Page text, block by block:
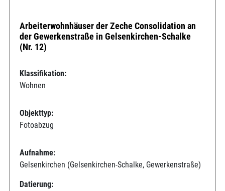
Arbeiterwohnhäuser der Zeche Consolidation an
der Gewerkenstraße in Gelsenkirchen-Schalke
(Nr. 12)
Klassifikation:
Wohnen
Objekttyp:
Fotoabzug
Aufnahme:
Gelsenkirchen (Gelsenkirchen-Schalke, Gewerkenstraße)
Datierung: